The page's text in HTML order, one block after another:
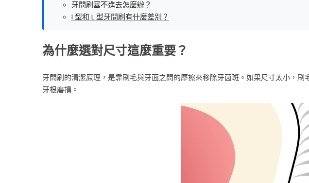
牙間刷塞不進去怎麼辦？
I 型和 L 型牙間刷有什麼差別？
為什麼選對尺寸這麼重要？
牙間刷的清潔原理，是靠刷毛與牙面之間的摩擦來移除牙菌斑。如果尺寸太小，
牙根磨損。